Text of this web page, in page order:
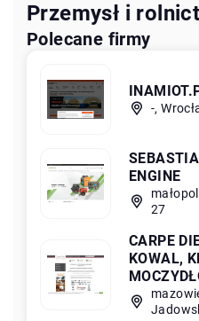
Przemysł i
Polecane firmy
-,
ENGINE
27
CARPE
KOWAL,